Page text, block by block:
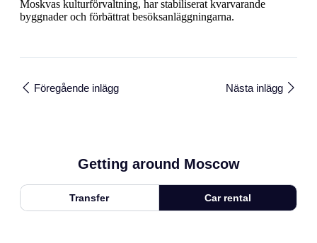
Moskvas kulturförvaltning, har stabiliserat kvarvarande
byggnader och förbättrat besöksanläggningarna.
Föregående inlägg Nästa inlägg
Getting around Moscow
Transfer Car rental